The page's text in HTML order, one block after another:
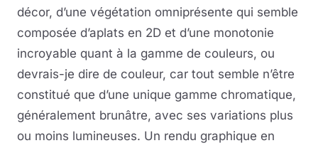
décor, d’une végétation omniprésente qui semble
composée d’aplats en 2D et d’une monotonie
incroyable quant à la gamme de couleurs, ou
devrais-je dire de couleur, car tout semble n’être
constitué que d’une unique gamme chromatique,
généralement brunâtre, avec ses variations plus
ou moins lumineuses. Un rendu graphique en